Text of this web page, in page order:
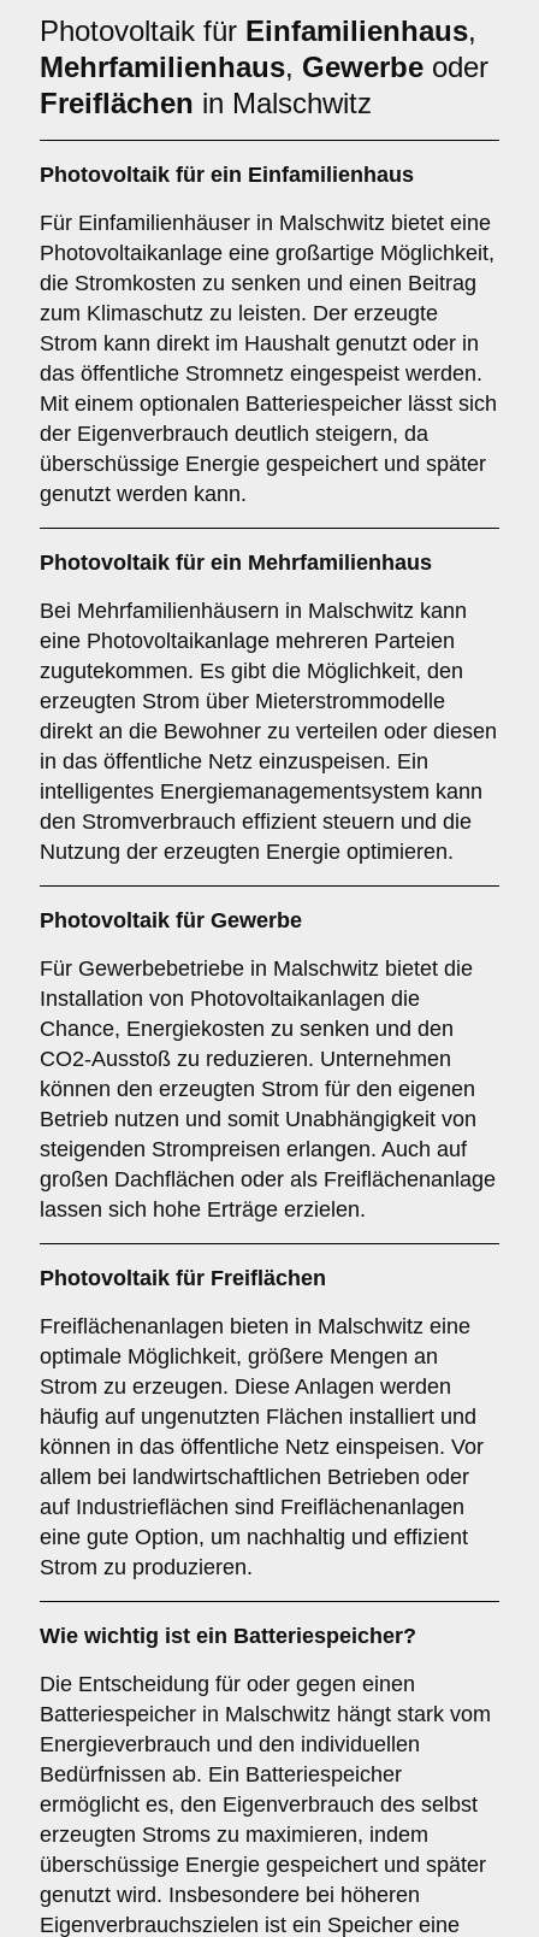
Photovoltaik für Einfamilienhaus,
Mehrfamilienhaus, Gewerbe oder
Freiflächen in Malschwitz
Photovoltaik für ein Einfamilienhaus
Für Einfamilienhäuser in Malschwitz bietet eine
Photovoltaikanlage eine großartige Möglichkeit,
die Stromkosten zu senken und einen Beitrag
zum Klimaschutz zu leisten. Der erzeugte
Strom kann direkt im Haushalt genutzt oder in
das öffentliche Stromnetz eingespeist werden.
Mit einem optionalen Batteriespeicher lässt sich
der Eigenverbrauch deutlich steigern, da
überschüssige Energie gespeichert und später
genutzt werden kann.
Photovoltaik für ein Mehrfamilienhaus
Bei Mehrfamilienhäusern in Malschwitz kann
eine Photovoltaikanlage mehreren Parteien
zugutekommen. Es gibt die Möglichkeit, den
erzeugten Strom über Mieterstrommodelle
direkt an die Bewohner zu verteilen oder diesen
in das öffentliche Netz einzuspeisen. Ein
intelligentes Energiemanagementsystem kann
den Stromverbrauch effizient steuern und die
Nutzung der erzeugten Energie optimieren.
Photovoltaik für Gewerbe
Für Gewerbebetriebe in Malschwitz bietet die
Installation von Photovoltaikanlagen die
Chance, Energiekosten zu senken und den
CO2-Ausstoß zu reduzieren. Unternehmen
können den erzeugten Strom für den eigenen
Betrieb nutzen und somit Unabhängigkeit von
steigenden Strompreisen erlangen. Auch auf
großen Dachflächen oder als Freiflächenanlage
lassen sich hohe Erträge erzielen.
Photovoltaik für Freiflächen
Freiflächenanlagen bieten in Malschwitz eine
optimale Möglichkeit, größere Mengen an
Strom zu erzeugen. Diese Anlagen werden
häufig auf ungenutzten Flächen installiert und
können in das öffentliche Netz einspeisen. Vor
allem bei landwirtschaftlichen Betrieben oder
auf Industrieflächen sind Freiflächenanlagen
eine gute Option, um nachhaltig und effizient
Strom zu produzieren.
Wie wichtig ist ein Batteriespeicher?
Die Entscheidung für oder gegen einen
Batteriespeicher in Malschwitz hängt stark vom
Energieverbrauch und den individuellen
Bedürfnissen ab. Ein Batteriespeicher
ermöglicht es, den Eigenverbrauch des selbst
erzeugten Stroms zu maximieren, indem
überschüssige Energie gespeichert und später
genutzt wird. Insbesondere bei höheren
Eigenverbrauchszielen ist ein Speicher eine